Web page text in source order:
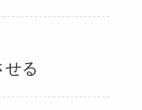
せる